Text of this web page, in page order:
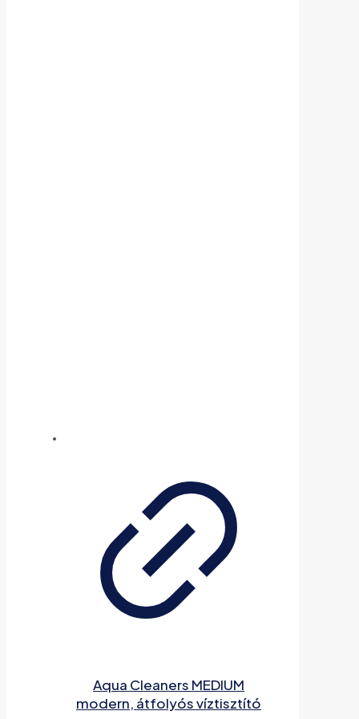
Aqua Cleaners MEDIUM
modern, átfolyós víztisztító